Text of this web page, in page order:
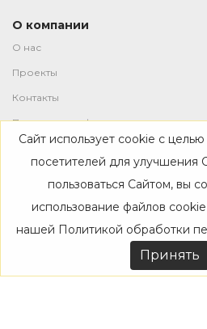
О компании
О нас
Проекты
Контакты
Политика конфиденциальности
Магазин
Каталог
Дизайнерам
Акции
Сайт использует cookie с
посетителей для улучшения
пользоваться Сайтом, вы
использование файлов
нашей Политикой обработки
Принять